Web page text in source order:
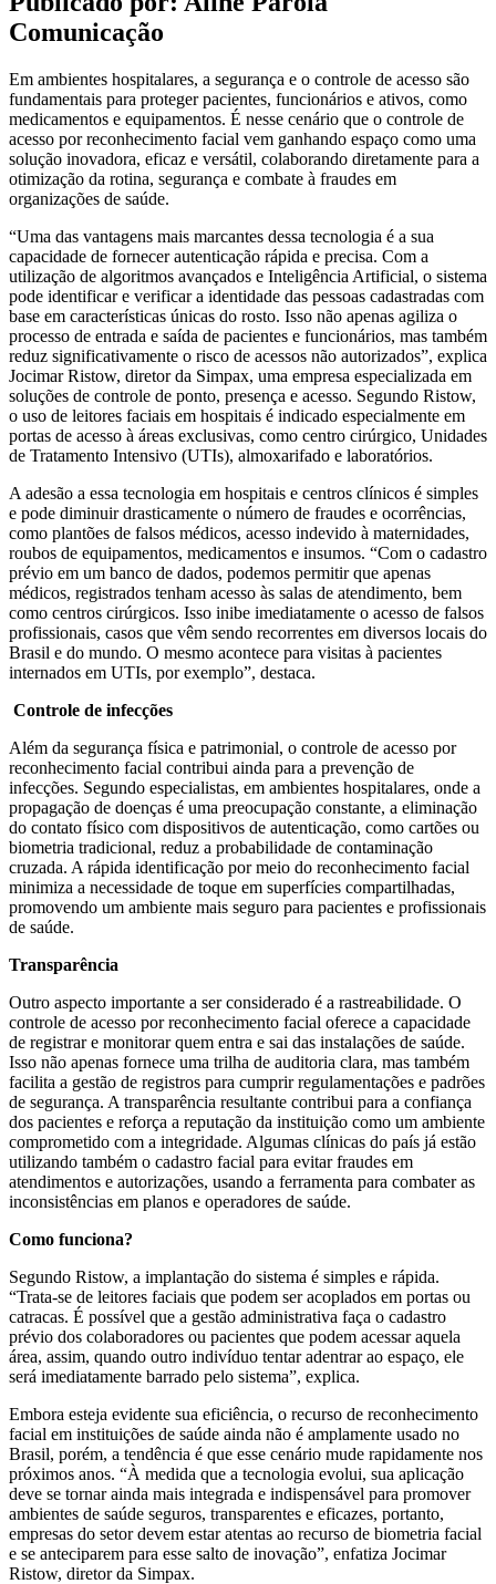
Comunicação
Em ambientes hospitalares, a segurança e o controle de acesso são
fundamentais para proteger pacientes, funcionários e ativos, como
medicamentos e equipamentos. É nesse cenário que o controle de
acesso por reconhecimento facial vem ganhando espaço como uma
solução inovadora, eficaz e versátil, colaborando diretamente para a
otimização da rotina, segurança e combate à fraudes em
organizações de saúde.
“Uma das vantagens mais marcantes dessa tecnologia é a sua
capacidade de fornecer autenticação rápida e precisa. Com a
utilização de algoritmos avançados e Inteligência Artificial, o sistema
pode identificar e verificar a identidade das pessoas cadastradas com
base em características únicas do rosto. Isso não apenas agiliza o
processo de entrada e saída de pacientes e funcionários, mas também
reduz significativamente o risco de acessos não autorizados”, explica
Jocimar Ristow, diretor da Simpax, uma empresa especializada em
soluções de controle de ponto, presença e acesso. Segundo Ristow,
o uso de leitores faciais em hospitais é indicado especialmente em
portas de acesso à áreas exclusivas, como centro cirúrgico, Unidades
de Tratamento Intensivo (UTIs), almoxarifado e laboratórios.
A adesão a essa tecnologia em hospitais e centros clínicos é simples
e pode diminuir drasticamente o número de fraudes e ocorrências,
como plantões de falsos médicos, acesso indevido à maternidades,
roubos de equipamentos, medicamentos e insumos. “Com o cadastro
prévio em um banco de dados, podemos permitir que apenas
médicos, registrados tenham acesso às salas de atendimento, bem
como centros cirúrgicos. Isso inibe imediatamente o acesso de falsos
profissionais, casos que vêm sendo recorrentes em diversos locais do
Brasil e do mundo. O mesmo acontece para visitas à pacientes
internados em UTIs, por exemplo”, destaca.
Controle de infecções
Além da segurança física e patrimonial, o controle de acesso por
reconhecimento facial contribui ainda para a prevenção de
infecções. Segundo especialistas, em ambientes hospitalares, onde a
propagação de doenças é uma preocupação constante, a eliminação
do contato físico com dispositivos de autenticação, como cartões ou
biometria tradicional, reduz a probabilidade de contaminação
cruzada. A rápida identificação por meio do reconhecimento facial
minimiza a necessidade de toque em superfícies compartilhadas,
promovendo um ambiente mais seguro para pacientes e profissionais
de saúde.
Transparência
Outro aspecto importante a ser considerado é a rastreabilidade. O
controle de acesso por reconhecimento facial oferece a capacidade
de registrar e monitorar quem entra e sai das instalações de saúde.
Isso não apenas fornece uma trilha de auditoria clara, mas também
facilita a gestão de registros para cumprir regulamentações e padrões
de segurança. A transparência resultante contribui para a confiança
dos pacientes e reforça a reputação da instituição como um ambiente
comprometido com a integridade. Algumas clínicas do país já estão
utilizando também o cadastro facial para evitar fraudes em
atendimentos e autorizações, usando a ferramenta para combater as
inconsistências em planos e operadores de saúde.
Como funciona?
Segundo Ristow, a implantação do sistema é simples e rápida.
“Trata-se de leitores faciais que podem ser acoplados em portas ou
catracas. É possível que a gestão administrativa faça o cadastro
prévio dos colaboradores ou pacientes que podem acessar aquela
área, assim, quando outro indivíduo tentar adentrar ao espaço, ele
será imediatamente barrado pelo sistema”, explica.
Embora esteja evidente sua eficiência, o recurso de reconhecimento
facial em instituições de saúde ainda não é amplamente usado no
Brasil, porém, a tendência é que esse cenário mude rapidamente nos
próximos anos. “À medida que a tecnologia evolui, sua aplicação
deve se tornar ainda mais integrada e indispensável para promover
ambientes de saúde seguros, transparentes e eficazes, portanto,
empresas do setor devem estar atentas ao recurso de biometria facial
e se anteciparem para esse salto de inovação”, enfatiza Jocimar
Ristow, diretor da Simpax.